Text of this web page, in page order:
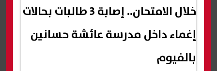
خلال الامتحان.. إصابة 3 طالبات بحالات
إغماء داخل مدرسة عائشة حسانين
بالفيوم